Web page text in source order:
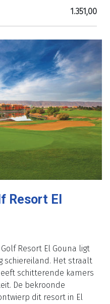
1.351,00
Resort El
Resort El Gouna ligt
schiereiland. Het straalt
schitterende kamers
De bekroonde
dit resort in El